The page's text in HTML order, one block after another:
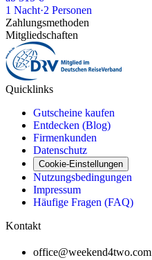
1 Nacht·2 Personen
Zahlungsmethoden
Mitgliedschaften
Quicklinks
Gutscheine kaufen
Entdecken (Blog)
Firmenkunden
Datenschutz
Cookie-Einstellungen
Nutzungsbedingungen
Impressum
Häufige Fragen (FAQ)
Kontakt
office@weekend4two.com